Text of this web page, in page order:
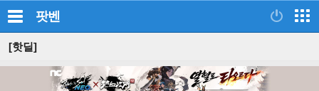
팟벤
[핫딜]